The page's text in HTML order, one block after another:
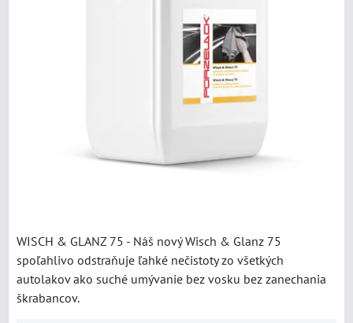
WISCH & GLANZ 75 - Náš nový Wisch & Glanz 75
spoľahlivo odstraňuje ľahké nečistoty zo všetkých
autolakov ako suché umývanie bez vosku bez zanechania
škrabancov.